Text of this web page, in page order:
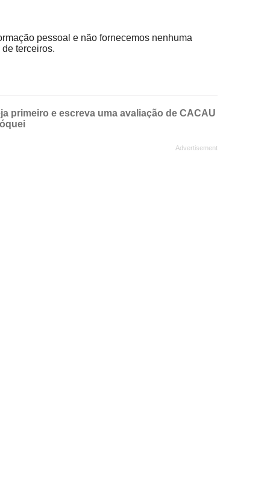
pessoal e não fornecemos nenhuma
terceiros.
primeiro e escreva uma avaliação de CACAU